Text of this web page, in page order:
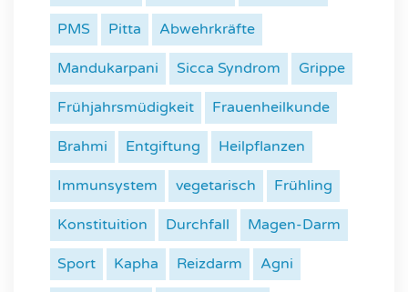
PMS Pitta Abwehrkräfte
Mandukarpani Sicca Syndrom Grippe
Frühjahrsmüdigkeit Frauenheilkunde
Brahmi Entgiftung Heilpflanzen
Immunsystem vegetarisch Frühling
Konstituition Durchfall Magen-Darm
Sport Kapha Reizdarm Agni